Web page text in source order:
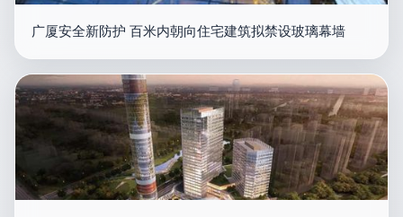
广厦安全新防护 百米内朝向住宅建筑拟禁设玻璃幕墙